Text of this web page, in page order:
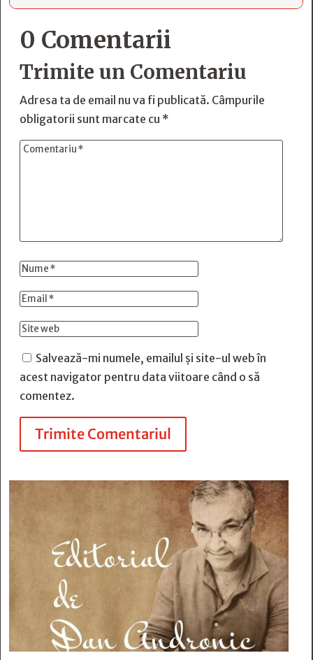
0 Comentarii
Trimite un Comentariu
Adresa ta de email nu va fi publicată. Câmpurile
obligatorii sunt marcate cu *
Salvează-mi numele, emailul și site-ul web în
acest navigator pentru data viitoare când o să
comentez.
Trimite Comentariul